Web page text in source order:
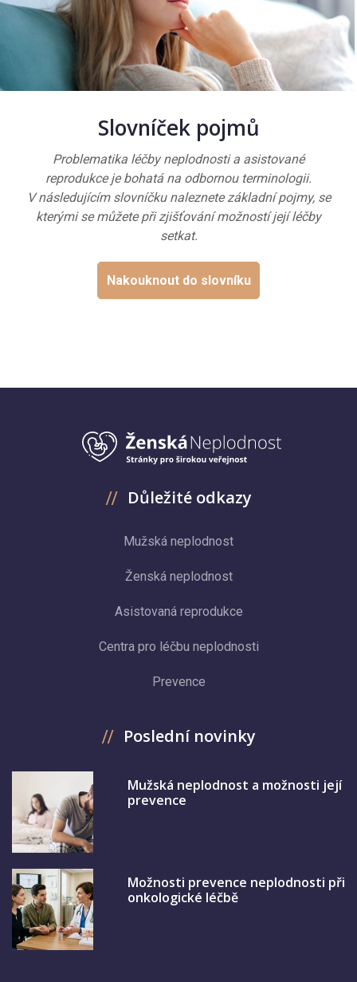
Slovníček pojmů
Problematika léčby neplodnosti a asistované
reprodukce je bohatá na odbornou terminologii.
V následujícím slovníčku naleznete základní pojmy, se
kterými se můžete při zjišťování možností její léčby
setkat.
Nakouknout do slovníku
Důležité odkazy
Mužská neplodnost
Ženská neplodnost
Asistovaná reprodukce
Centra pro léčbu neplodnosti
Prevence
Poslední novinky
Mužská neplodnost a možnosti její
prevence
Možnosti prevence neplodnosti při
onkologické léčbě